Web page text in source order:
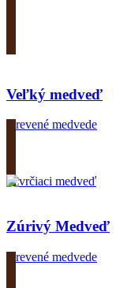
Veľký medveď
Drevené medvede
Zúrivý Medveď
Drevené medvede